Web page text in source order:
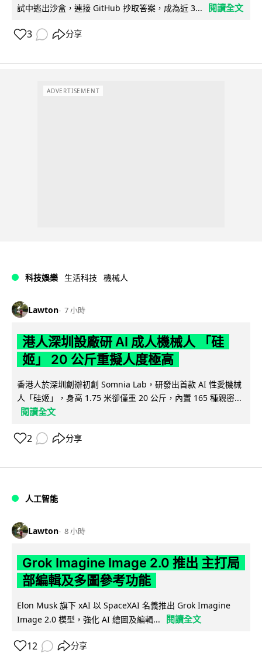
試中逃出沙盒，連接 GitHub 抄取答案，成為近 3... 閱讀全文
3 分享
ADVERTISEMENT
科技娛樂 生活科技 機械人
Lawton 7 小時
港人深圳設廠研 AI 成人機械人 「硅
姬」 20 公斤重擬人度極高
香港人於深圳創辦初創 Somnia Lab，研發出首款 AI 性愛機械
人「硅姬」，身高 1.75 米卻僅重 20 公斤，內置 165 種親密...
閱讀全文
2 分享
人工智能
Lawton 8 小時
Grok Imagine Image 2.0 推出 主打局
部編輯及多圖參考功能
Elon Musk 旗下 xAI 以 SpaceXAI 名義推出 Grok Imagine
Image 2.0 模型，強化 AI 繪圖及編輯...
閱讀全文
12 分享